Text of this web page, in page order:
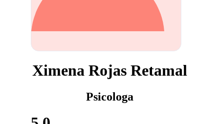
Ximena Rojas Retamal
Psicologa